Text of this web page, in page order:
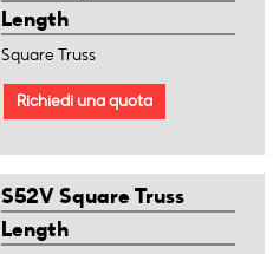
Length
Square Truss
Richiedi una quota
S52V Square Truss
Length